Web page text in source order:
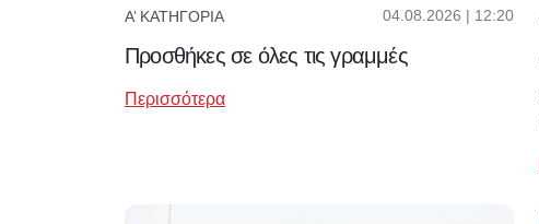
Α’ ΚΑΤΗΓΟΡΊΑ 04.08.2026 | 12:20
Προσθήκες σε όλες τις γραμμές
Περισσότερα